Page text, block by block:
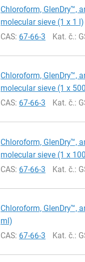
Chloroform, GlenDry™,
molecular sieve (1 x 1 l)
CAS: 67-66-3 Kat. č.:
Chloroform, GlenDry™,
molecular sieve (1 x
CAS: 67-66-3 Kat. č.:
Chloroform, GlenDry™,
molecular sieve (1 x
CAS: 67-66-3 Kat. č.:
Chloroform, GlenDry™,
ml)
CAS: 67-66-3 Kat. č.: